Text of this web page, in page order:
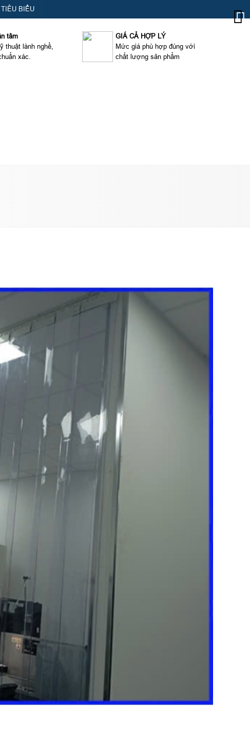
BIỂU
tâm
thuật lành nghề,
xác.
GIÁ CẢ HỢP LÝ
Mức giá phù hợp đúng với
chất lượng sản phẩm